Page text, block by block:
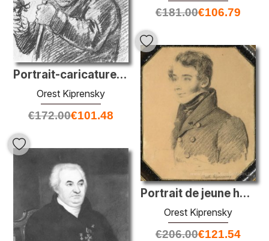
€181.00€106.79
Portrait-caricature de Giacomo Quarrenghi
Orest Kiprensky
€172.00€101.48
Portrait de jeune homme
Orest Kiprensky
€206.00€121.54